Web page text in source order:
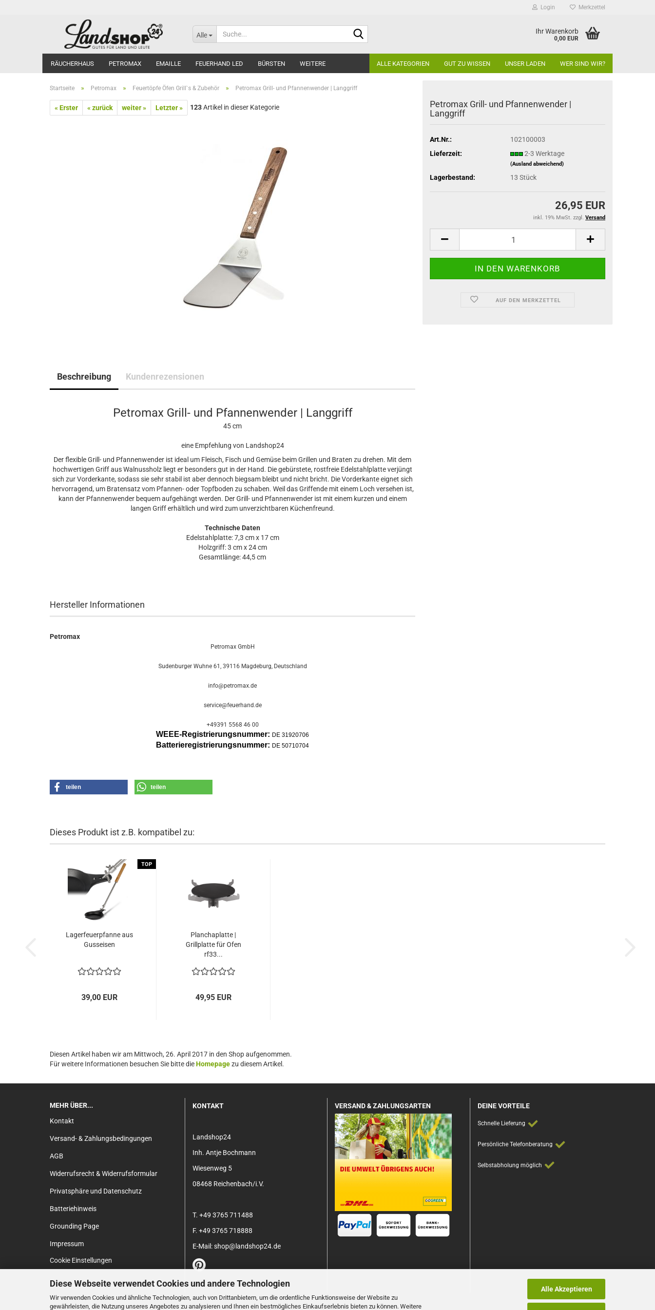
Diese Webseite verwendet Cookies und andere Technologien
Wir verwenden Cookies und ähnliche Technologien, auch von Drittanbietern, um die ordentliche Funktionsweise der Website zu
gewährleisten, die Nutzung unseres Angebotes zu analysieren und Ihnen ein bestmögliches Einkaufserlebnis bieten zu können. Weitere
Alle Akzeptieren
Login Merkzettel
Alle Ihr Warenkorb
0,00 EUR
RÄUCHERHAUS PETROMAX EMAILLE FEUERHAND LED BÜRSTEN ALLE KATEGORIEN GUT ZU WISSEN UNSER LADEN WER SIND WIR?
WEITERE
Startseite » Petromax » Feuertöpfe Öfen Grill`s & Zubehör » Petromax Grill- und Pfannenwender | Langgriff
« Erster « zurück weiter » Letzter » 123Artikel in dieser Kategorie
Petromax Grill- und Pfannenwender |
Langgriff
Art.Nr.:
102100003
Lieferzeit:
2-3 Werktage
(Ausland abweichend)
Lagerbestand: 13 Stück
26,95 EUR
inkl. 19% MwSt. zzgl. Versand
AUF DEN MERKZETTEL
Beschreibung Kundenrezensionen
Petromax Grill- und Pfannenwender | Langgriff
45 cm
eine Empfehlung von Landshop24
Der flexible Grill- und Pfannenwender ist ideal um Fleisch, Fisch und Gemüse beim Grillen und Braten zu drehen. Mit dem
hochwertigen Griff aus Walnussholz liegt er besonders gut in der Hand. Die gebürstete, rostfreie Edelstahlplatte verjüngt
sich zur Vorderkante, sodass sie sehr stabil ist aber dennoch biegsam bleibt und nicht bricht. Die Vorderkante eignet sich
hervorragend, um Bratensatz vom Pfannen- oder Topfboden zu schaben. Weil das Griffende mit einem Loch versehen ist,
kann der Pfannenwender bequem aufgehängt werden. Der Grill- und Pfannenwender ist mit einem kurzen und einem
langen Griff erhältlich und wird zum unverzichtbaren Küchenfreund.
Technische Daten
Edelstahlplatte: 7,3 cm x 17 cm
Holzgriff: 3 cm x 24 cm
Gesamtlänge: 44,5 cm
Hersteller Informationen
Petromax
Petromax GmbH
Sudenburger Wuhne 61, 39116 Magdeburg, Deutschland
info@petromax.de
service@feuerhand.de
+49391 5568 46 00
WEEE-Registrierungsnummer: DE 31920706
Batterieregistrierungsnummer: DE 50710704
teilen teilen
Dieses Produkt ist z.B. kompatibel zu:
TOP
Lagerfeuerpfanne aus
Gusseisen
39,00 EUR
Planchaplatte |
Grillplatte für Ofen
rf33...
49,95 EUR
Diesen Artikel haben wir am Mittwoch, 26. April 2017 in den Shop aufgenommen.
Für weitere Informationen besuchen Sie bitte dieHomepagezu diesem Artikel.
MEHR ÜBER...
Kontakt
Versand- & Zahlungsbedingungen
AGB
Widerrufsrecht & Widerrufsformular
Privatsphäre und Datenschutz
Batteriehinweis
Grounding Page
Impressum
Cookie Einstellungen
KONTAKT
Landshop24
Inh. Antje Bochmann
Wiesenweg 5
08468 Reichenbach/i.V.
T. +49 3765 711488
F. +49 3765 718888
E-Mail: shop@landshop24.de
VERSAND & ZAHLUNGSARTEN DEINE VORTEILE
Schnelle Lieferung
Persönliche Telefonberatung
Selbstabholung möglich